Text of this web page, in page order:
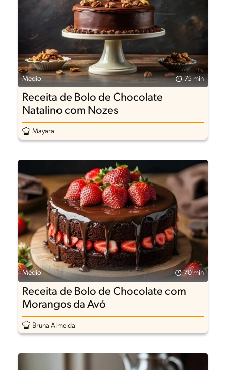
Médio 75 min
Receita de Bolo de Chocolate
Natalino com Nozes
Mayara
Médio 70 min
Receita de Bolo de Chocolate com
Morangos da Avó
Bruna Almeida